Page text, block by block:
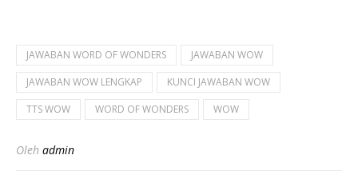
JAWABAN WORD OF WONDERS
JAWABAN WOW
JAWABAN WOW LENGKAP
KUNCI JAWABAN WOW
TTS WOW
WORD OF WONDERS WOW
Oleh admin